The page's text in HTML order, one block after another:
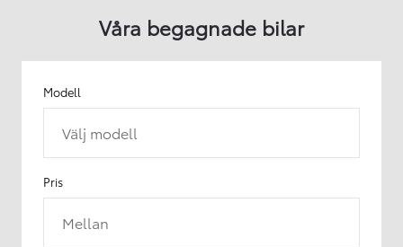
Våra begagnade bilar
Modell
Välj modell
Pris
Mellan